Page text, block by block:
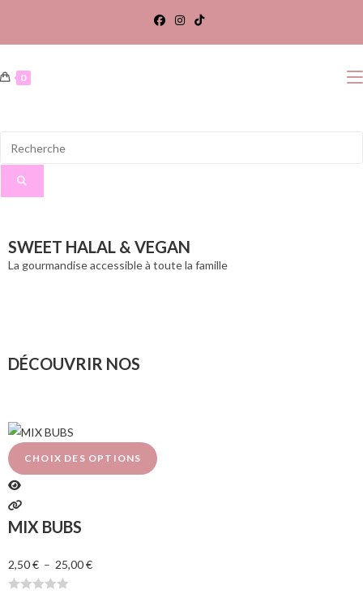
0
SWEET HALAL & VEGAN
La gourmandise accessible à toute la famille
DÉCOUVRIR NOS
CHOIX DES OPTIONS
MIX BUBS
2,50€ – 25,00€